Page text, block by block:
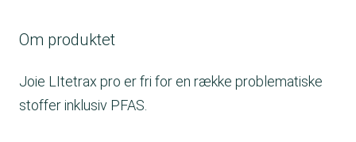
Om produktet
Joie LItetrax pro er fri for en række problematiske
stoffer inklusiv PFAS.